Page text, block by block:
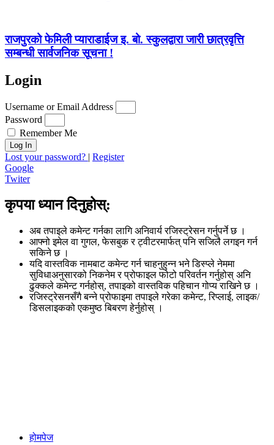
राजपुरको फेमिली प्याराडाईज इ. बो. स्कुलद्वारा जारी छात्रवृत्ति
सम्बन्धी सार्वजनिक सूचना !
Login
Username or Email Address
Password
Remember Me
Log In
Lost your password? | Register
Google
Twiter
कृपया ध्यान दिनुहोस्:
अब तपाइले कमेन्ट गर्नका लागि अनिवार्य रजिस्ट्रेसन गर्नुपर्ने छ ।
आफ्नो इमेल वा गुगल, फेसबुक र ट्वीटरमार्फत् पनि सजिलै लगइन गर्न
सकिने छ ।
यदि वास्तविक नामबाट कमेन्ट गर्न चाहनुहुन्न भने डिस्प्ले नेममा
सुविधाअनुसारको निकनेम र प्रोफाइल फोटो परिवर्तन गर्नुहोस् अनि
ढुक्कले कमेन्ट गर्नहोस्, तपाइको वास्तविक पहिचान गोप्य राखिने छ ।
रजिस्ट्रेसनसँगै बन्ने प्रोफाइमा तपाइले गरेका कमेन्ट, रिप्लाई, लाइक/
डिसलाइकको एकमुष्ठ बिबरण हेर्नुहोस् ।
होमपेज